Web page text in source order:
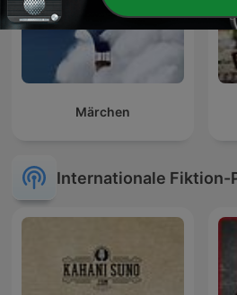
Märchen
Internationale Fiktion-